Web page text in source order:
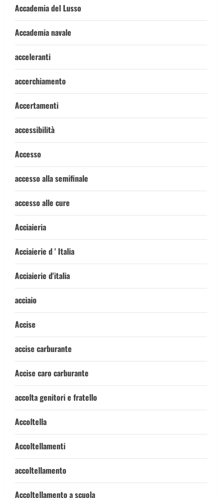
Accademia del Lusso
Accademia navale
acceleranti
accerchiamento
Accertamenti
accessibilità
Accesso
accesso alla semifinale
accesso alle cure
Acciaieria
Acciaierie d ' Italia
Acciaierie d'italia
acciaio
Accise
accise carburante
Accise caro carburante
accolta genitori e fratello
Accoltella
Accoltellamenti
accoltellamento
Accoltellamento a scuola